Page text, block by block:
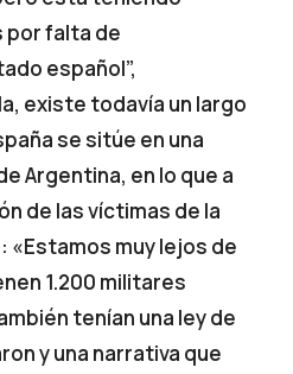
por falta de
español”,
existe todavía un largo
se sitúe en una
Argentina, en lo que a
de las víctimas de la
muy lejos de
1.200 militares
tenían una ley de
y una narrativa que